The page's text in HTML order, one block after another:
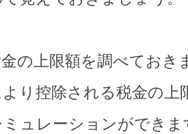
の上限額を調べておき
り控除される税金の上
ュレーションができま